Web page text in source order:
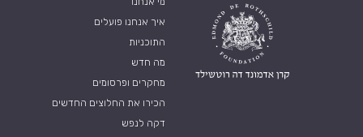
איך אנחנו פועלים
התוכניות
מה חדש
מחקרים ופרסומים
הכירו את החלוצים החדשים
דקה לנפש